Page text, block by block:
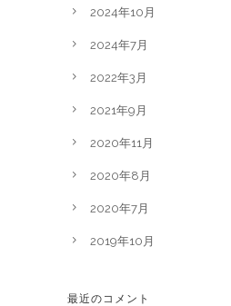
2024年10月
2024年7月
2022年3月
2021年9月
2020年11月
2020年8月
2020年7月
2019年10月
最近のコメント